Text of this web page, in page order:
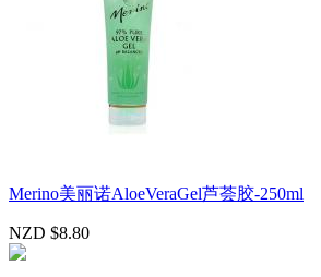
Merino美丽诺AloeVeraGel芦荟胶-250ml
NZD $8.80